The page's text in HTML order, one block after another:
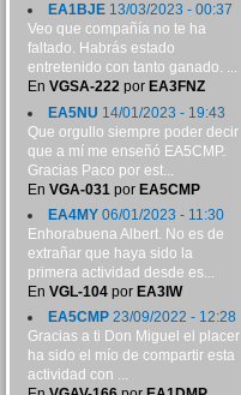
EA1BJE13/03/2023 - 00:37
Veo que compañía no te ha
faltado. Habrás estado
entretenido con tanto ganado. ...
En VGSA-222por EA3FNZ
EA5NU 14/01/2023 - 19:43
Que orgullo siempre poder decir
que a mí me enseñó EA5CMP.
Gracias Paco por est...
En VGA-031 por EA5CMP
EA4MY06/01/2023 - 11:30
Enhorabuena Albert. No es de
extrañar que haya sido la
primera actividad desde es...
En VGL-104por EA3IW
EA5CMP23/09/2022 - 12:28
Gracias a ti Don Miguel el placer
ha sido el mío de compartir esta
actividad con ...